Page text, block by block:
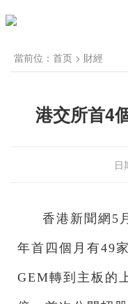
當前位： 首页 > 財經
港交所首4
日
香港新聞網5
年首四個月有49
GEM轉到主板的